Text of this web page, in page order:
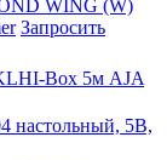
WING (W)
Запросить
Box 5м AJA
настольный, 5В,